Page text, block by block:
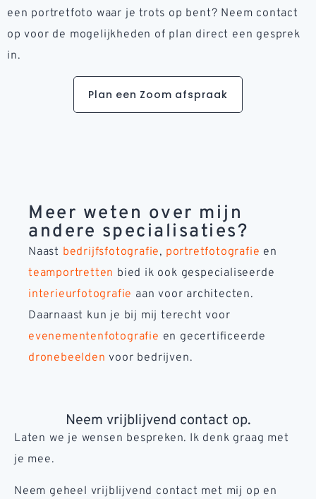
een portretfoto waar je trots op bent? Neem contact
op voor de mogelijkheden of plan direct een gesprek
in.
Plan een Zoom afspraak
Meer weten over mijn
andere specialisaties?
Naast bedrijfsfotografie, portretfotografie en
teamportretten bied ik ook gespecialiseerde
interieurfotografie aan voor architecten.
Daarnaast kun je bij mij terecht voor
evenementenfotografie en gecertificeerde
dronebeelden voor bedrijven.
Neem vrijblijvend contact op.
Laten we je wensen bespreken. Ik denk graag met
je mee.
Neem geheel vrijblijvend contact met mij op en